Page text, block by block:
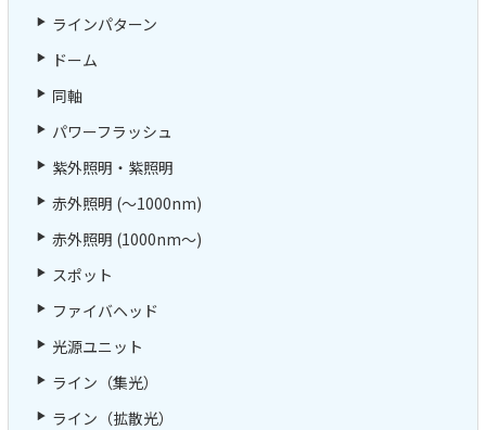
ラインパターン
ドーム
同軸
パワーフラッシュ
紫外照明・紫照明
赤外照明 (～1000nm)
赤外照明 (1000nm～)
スポット
ファイバヘッド
光源ユニット
ライン（集光）
ライン（拡散光）